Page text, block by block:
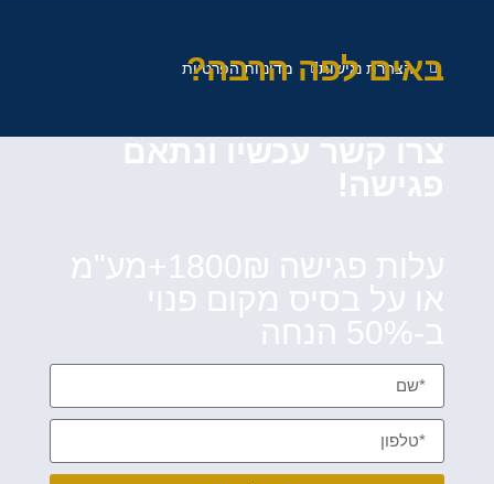
הצהרת נגישות מדיניות הפרטיות
באים לפה הרבה?
צרו קשר עכשיו ונתאם
פגישה!
עלות פגישה 1800₪+מע"מ
או על בסיס מקום פנוי
ב-50% הנחה